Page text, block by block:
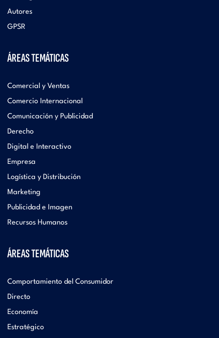
Autores
GPSR
ÁREAS TEMÁTICAS
Comercial y Ventas
Comercio Internacional
Comunicación y Publicidad
Derecho
Digital e Interactivo
Empresa
Logística y Distribución
Marketing
Publicidad e Imagen
Recursos Humanos
ÁREAS TEMÁTICAS
Comportamiento del Consumidor
Directo
Economía
Estratégico